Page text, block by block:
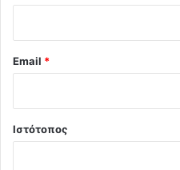
Email *
Ιστότοπος